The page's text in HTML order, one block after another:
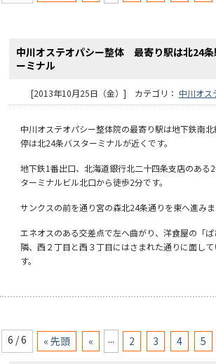
中川オステオパシー整体 最寄り駅は北24
ーミナル
[2013年10月25日（金）] カテゴリ： 中川オ
中川オステオパシー整体院の最寄り駅は地下鉄南
停は北24条バスターミナルが近くです。
地下鉄1番出口、北海道銀行北二十四条支店のある
ターミナルビル北口から徒歩2分です。
サンクスの前を通り宮の森北24条通りを東へ進みま
エネオスのある交差点で左へ曲がり、洋食屋の「
隣、西２丁目と西３丁目にはさまれた通りに面し
す。
6 / 6 « 先頭 « ... 2 3 4 5